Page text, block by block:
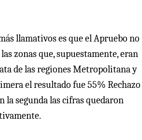
llamativos es que el Apruebo no
zonas que, supuestamente, eran
de las regiones Metropolitana y
el resultado fue 55% Rechazo
la segunda las cifras quedaron